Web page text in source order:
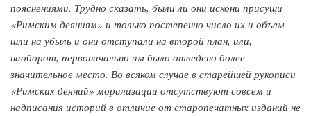
пояснениями. Трудно сказать, были ли они искони присущи
«Римским деяниям» и только постепенно число их и объем
шли на убыль и они отступали на второй план, или,
наоборот, первоначально им было отведено более
значительное место. Во всяком случае в старейшей рукописи
«Римских деяний» морализации отсутствуют совсем и
надписания историй в отличие от старопечатных изданий не